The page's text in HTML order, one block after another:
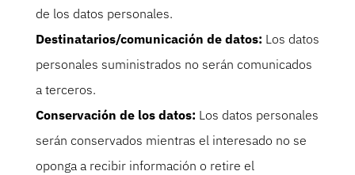
de los datos personales.
Destinatarios/comunicación de datos: Los datos
personales suministrados no serán comunicados
a terceros.
Conservación de los datos: Los datos personales
serán conservados mientras el interesado no se
oponga a recibir información o retire el